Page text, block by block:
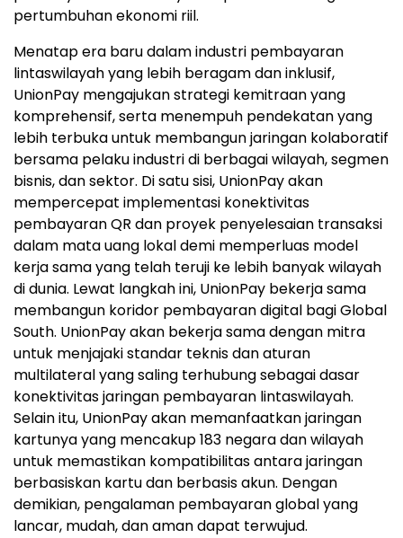
pertumbuhan ekonomi riil.
Menatap era baru dalam industri pembayaran
lintaswilayah yang lebih beragam dan inklusif,
UnionPay mengajukan strategi kemitraan yang
komprehensif, serta menempuh pendekatan yang
lebih terbuka untuk membangun jaringan kolaboratif
bersama pelaku industri di berbagai wilayah, segmen
bisnis, dan sektor. Di satu sisi, UnionPay akan
mempercepat implementasi konektivitas
pembayaran QR dan proyek penyelesaian transaksi
dalam mata uang lokal demi memperluas model
kerja sama yang telah teruji ke lebih banyak wilayah
di dunia. Lewat langkah ini, UnionPay bekerja sama
membangun koridor pembayaran digital bagi Global
South. UnionPay akan bekerja sama dengan mitra
untuk menjajaki standar teknis dan aturan
multilateral yang saling terhubung sebagai dasar
konektivitas jaringan pembayaran lintaswilayah.
Selain itu, UnionPay akan memanfaatkan jaringan
kartunya yang mencakup 183 negara dan wilayah
untuk memastikan kompatibilitas antara jaringan
berbasiskan kartu dan berbasis akun. Dengan
demikian, pengalaman pembayaran global yang
lancar, mudah, dan aman dapat terwujud.